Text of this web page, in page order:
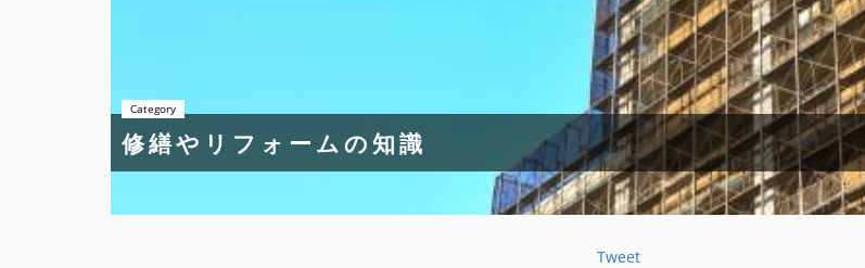
修繕やリフォームの知識
Category
Tweet